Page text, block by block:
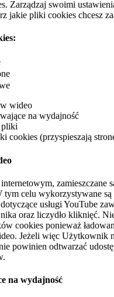
Zarządzaj swoimi
jakie pliki cookies chcesz
wideo
na wydajność
pliki
cookies (przyspieszają
zamieszczane
tym celu wykorzystywane
usługi YouTube
oraz liczydło kliknięć.
cookies ponieważ
Jeżeli więc Użytkownik
powinien odtwarzać
na wydajność